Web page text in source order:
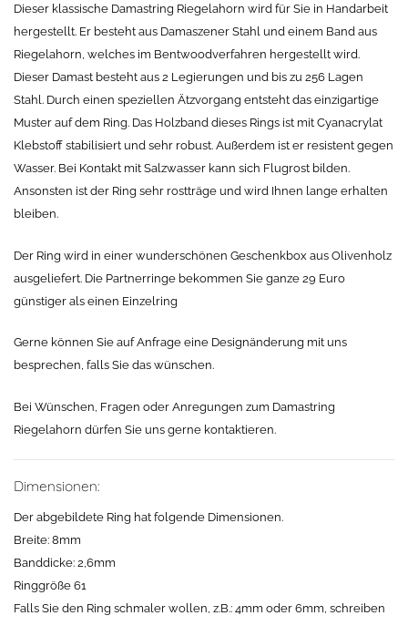
Dieser klassische Damastring Riegelahorn wird für Sie in Handarbeit
hergestellt. Er besteht aus Damaszener Stahl und einem Band aus
Riegelahorn, welches im Bentwoodverfahren hergestellt wird.
Dieser Damast besteht aus 2 Legierungen und bis zu 256 Lagen
Stahl. Durch einen speziellen Ätzvorgang entsteht das einzigartige
Muster auf dem Ring. Das Holzband dieses Rings ist mit Cyanacrylat
Klebstoff stabilisiert und sehr robust. Außerdem ist er resistent gegen
Wasser. Bei Kontakt mit Salzwasser kann sich Flugrost bilden.
Ansonsten ist der Ring sehr rostträge und wird Ihnen lange erhalten
bleiben.
Der Ring wird in einer wunderschönen Geschenkbox aus Olivenholz
ausgeliefert. Die Partnerringe bekommen Sie ganze 29 Euro
günstiger als einen Einzelring
Gerne können Sie auf Anfrage eine Designänderung mit uns
besprechen, falls Sie das wünschen.
Bei Wünschen, Fragen oder Anregungen zum Damastring
Riegelahorn dürfen Sie uns gerne kontaktieren.
Dimensionen:
Der abgebildete Ring hat folgende Dimensionen.
Breite: 8mm
Banddicke: 2,6mm
Ringgröße 61
Falls Sie den Ring schmaler wollen, z.B.: 4mm oder 6mm, schreiben